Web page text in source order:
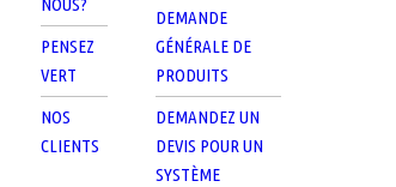
NOUS?
PENSEZ
VERT
NOS
CLIENTS
DEMANDE
GÉNÉRALE DE
PRODUITS
DEMANDEZ UN
DEVIS POUR UN
SYSTÈME